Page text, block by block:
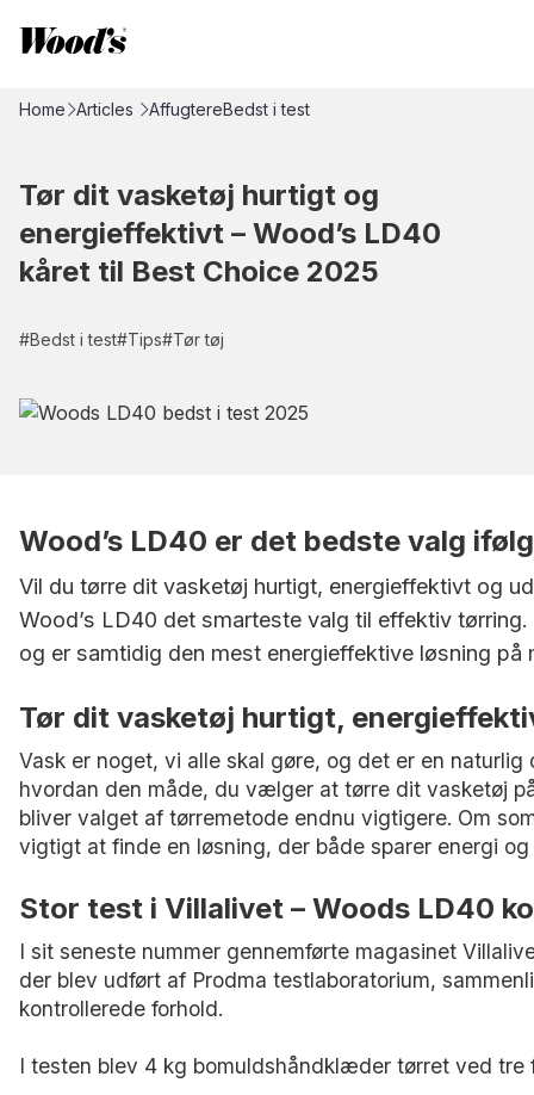
Home Articles AffugtereBedst i test
Tør dit vasketøj hurtigt og
energieffektivt – Wood’s LD40
kåret til Best Choice 2025
#Bedst i test#Tips#Tør tøj
Wood’s LD40 er det bedste valg
Vil du tørre dit vasketøj hurtigt, energieffektivt og
Wood’s LD40 det smarteste valg til effektiv
og er samtidig den mest energieffektive løsning på
Tør dit vasketøj hurtigt,
Vask er noget, vi alle skal gøre, og det er en
hvordan den måde, du vælger at tørre dit vasketøj
bliver valget af tørremetode endnu vigtigere. Om
vigtigt at finde en løsning, der både sparer energi
Stor test i Villalivet – Woods LD40
I sit seneste nummer gennemførte magasinet
der blev udført af Prodma testlaboratorium,
kontrollerede forhold.
I testen blev 4 kg bomuldshåndklæder tørret ved tre